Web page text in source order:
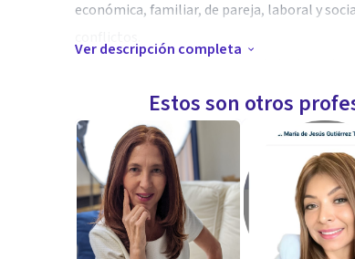
económica, familiar, de pareja, laboral y
desahogar y solucionar algún conflicto,
Especialidad
Psicoterapia Psicoanalitica.
Trabajo con niños, adolescentes, adultos y
Salud Mental Perinatal.
Ver descripción completa
Estos son otros